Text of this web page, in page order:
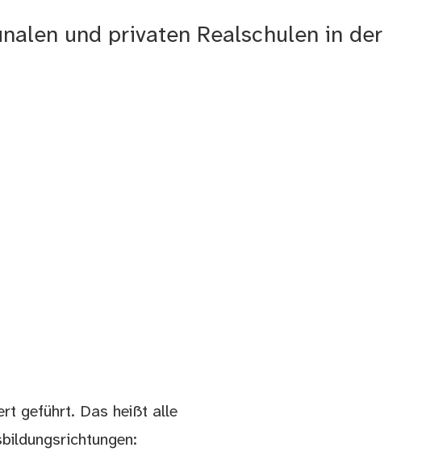
und privaten Realschulen in der
geführt. Das heißt alle